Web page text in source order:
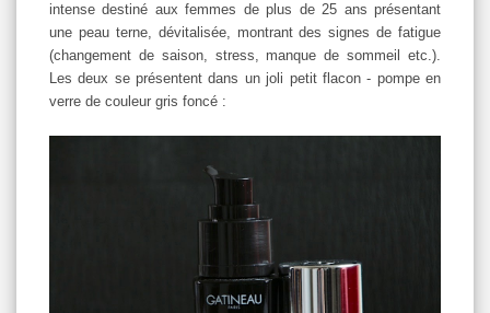
intense destiné aux femmes de plus de 25 ans présentant
une peau terne, dévitalisée, montrant des signes de fatigue
(changement de saison, stress, manque de sommeil etc.).
Les deux se présentent dans un joli petit flacon - pompe en
verre de couleur gris foncé :